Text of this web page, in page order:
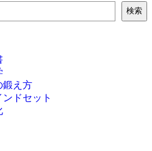
検索
鍛え方
ドセット